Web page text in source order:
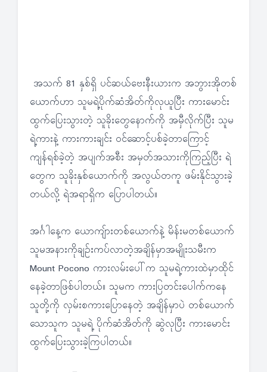
အသက် 81 နှစ်ရှိ ပင်ဆယ်ဗေးနီးယားက အဘွားအိုတစ်
ယောက်ဟာ သူမရဲ့ပိုက်ဆံအိတ်ကိုလုယူပြီး ကားမောင်း
ထွက်ပြေးသွားတဲ့ သူခိုးတွေနောက်ကို အမှီလိုက်ပြီး သူမ
ရဲ့ကားနဲ့ ကားကားချင်း ဝင်ဆောင့်ပစ်ခဲ့တာကြောင့်
ကျန်ရစ်ခဲ့တဲ့ အပျက်အစီး အမှတ်အသားကိုကြည့်ပြီး ရဲ
တွေက သူခိုးနှစ်ယောက်ကို အလွယ်တကူ ဖမ်းနိုင်သွားခဲ့
တယ်လို့ ရဲအရာရှိက ပြောပါတယ်။
အင်္ဂါနေ့က ယောကျ်ားတစ်ယောက်နဲ့ မိန်းမတစ်ယောက်
သူမအနားကိုချဉ်းကပ်လာတဲ့အချိန်မှာအမျိုးသမီးက
Mount Pocono ကားလမ်းပေါ်က သူမရဲ့ကားထဲမှာထိုင်
နေခဲ့တာဖြစ်ပါတယ်။ သူမက ကားပြတင်းပေါက်ကနေ
သူတို့ကို လှမ်းစကားပြောနေတဲ့ အချိန်မှာပဲ တစ်ယောက်
သောသူက သူမရဲ့ ပိုက်ဆံအိတ်ကို ဆွဲလုပြီး ကားမောင်း
ထွက်ပြေးသွားခဲ့ကြပါတယ်။